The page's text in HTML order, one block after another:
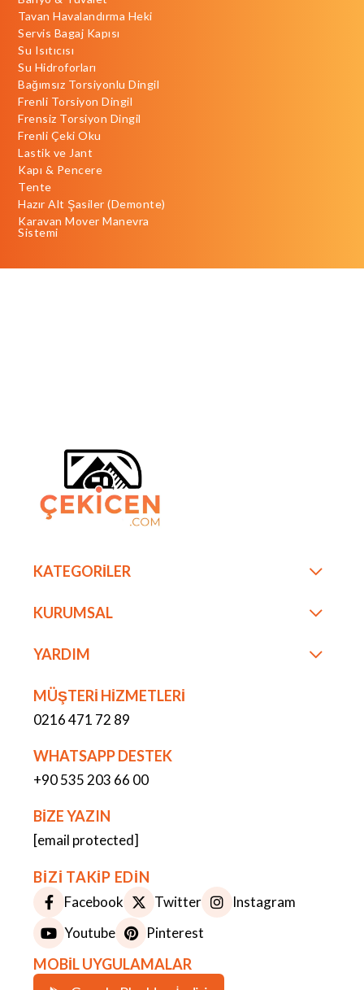
Tavan Havalandırma Heki
Servis Bagaj Kapısı
Su Isıtıcısı
Su Hidroforları
Bağımsız Torsiyonlu Dingil
Frenli Torsiyon Dingil
Frensiz Torsiyon Dingil
Frenli Çeki Oku
Lastik ve Jant
Kapı & Pencere
Tente
Hazır Alt Şasiler (Demonte)
Karavan Mover Manevra
Sistemi
KATEGORİLER
KURUMSAL
YARDIM
MÜŞTERİ HİZMETLERİ
0216 471 72 89
WHATSAPP DESTEK
+90 535 203 66 00
BİZE YAZIN
[email protected]
BİZİ TAKİP EDİN
Facebook Twitter
Instagram
Youtube
Pinterest
MOBİL UYGULAMALAR